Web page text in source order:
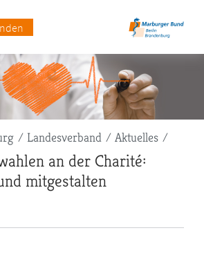
Landesverband Aktuelles
an der Charité:
mitgestalten